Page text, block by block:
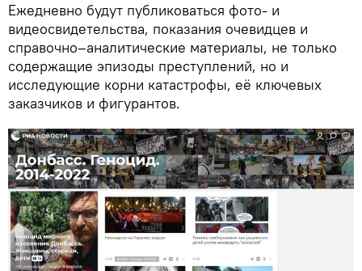
Ежедневно будут публиковаться фото- и
видеосвидетельства, показания очевидцев и
справочно–аналитические материалы, не только
содержащие эпизоды преступлений, но и
исследующие корни катастрофы, её ключевых
заказчиков и фигурантов.